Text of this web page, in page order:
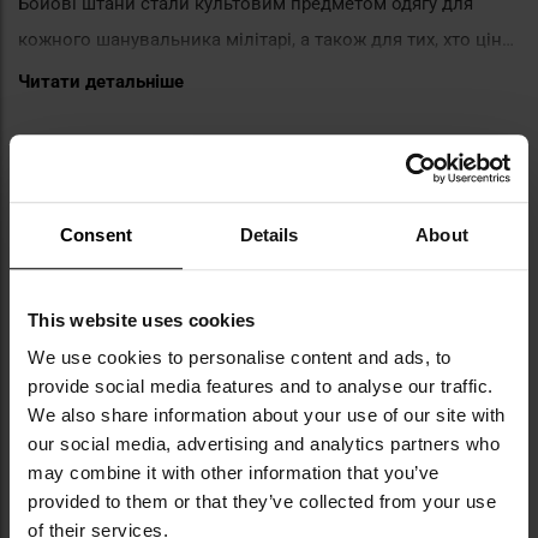
Consent Details About
This website uses cookies
We use cookies to personalise content and ads, to
provide social media features and to analyse our traffic.
We also share information about your use of our site with
our social media, advertising and analytics partners who
may combine it with other information that you’ve
provided to them or that they’ve collected from your use
of their services.
Читати детальніше
кожного шанувальника мілітарі, а також для тих, хто цінує
практичність у поєднанні з комфортом. Штани Texar BDU -
Dress Uniform, що походить від польової форми армії
США. Штани BDU виготовлені з суміші бавовни та
сохнуть. Штани Texar BDU доступні в різних розмірах і
кольорах. Штани Texar, як і їх військовий аналог,
оснащені 6 кишенями - 2 стегновими, 2 задніми та 2
карго-кишенями. Велика кількість кишень дає
можливість носити все необхідне в повсякденному
житті. Матеріал бойових штанів посилений в місцях,
ЯК ПІДІБРАТИ РОЗМІР ШТАНІВ?